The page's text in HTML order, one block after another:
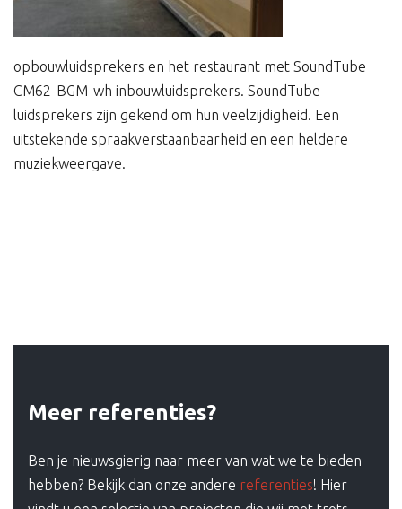
opbouwluidsprekers en het restaurant met SoundTube
CM62-BGM-wh inbouwluidsprekers. SoundTube
luidsprekers zijn gekend om hun veelzijdigheid. Een
uitstekende spraakverstaanbaarheid en een heldere
muziekweergave.
Meer referenties?
Ben je nieuwsgierig naar meer van wat we te bieden
hebben? Bekijk dan onze andere referenties! Hier